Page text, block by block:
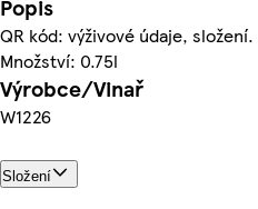
Popis
QR kód: výživové údaje, složení.
Množství: 0.75l
Výrobce/Vinař
W1226
Složení